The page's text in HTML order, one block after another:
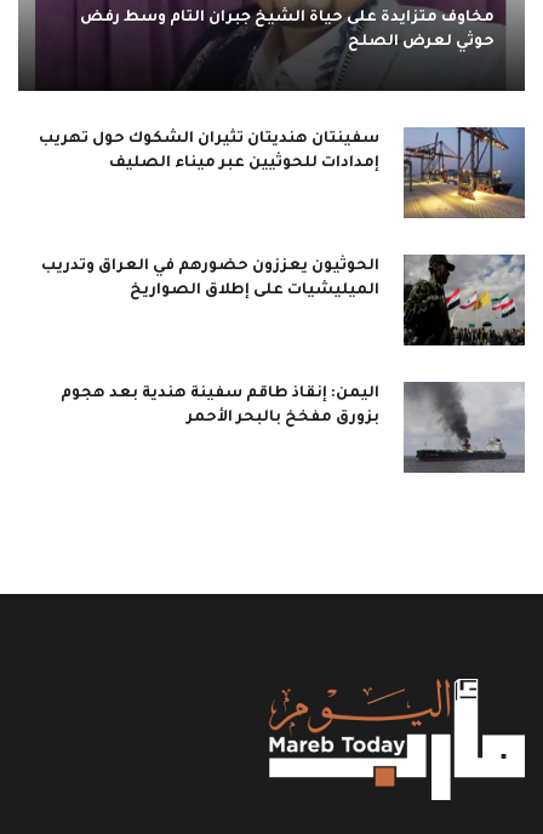
مخاوف متزايدة على حياة الشيخ جبران التام وسط رفض
حوثي لعرض الصلح
سفينتان هنديتان تثيران الشكوك حول تهريب
إمدادات للحوثيين عبر ميناء الصليف
الحوثيون يعززون حضورهم في العراق وتدريب
الميليشيات على إطلاق الصواريخ
اليمن: إنقاذ طاقم سفينة هندية بعد هجوم
بزورق مفخخ بالبحر الأحمر